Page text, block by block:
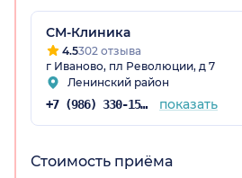
СМ-Клиника
4.5302 отзыва
г Иваново, пл Революции, д 7
Ленинский район
+7 (986) 330-15-24 показать
Стоимость приёма